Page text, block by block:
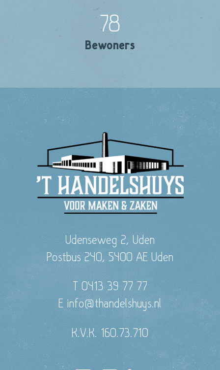
78
Bewoners
Udenseweg 2, Uden
Postbus 240, 5400 AE Uden
T 0413 39 77 77
E info@thandelshuys.nl
K.V.K. 160.73.710